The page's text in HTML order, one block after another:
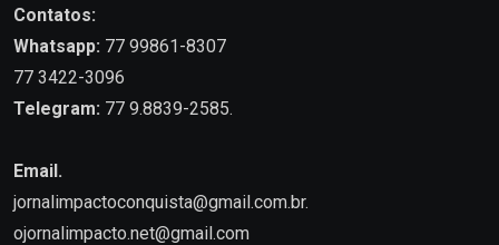
Contatos:
Whatsapp: 77 99861-8307
77 3422-3096
Telegram: 77 9.8839-2585.
Email.
jornalimpactoconquista@gmail.com.br.
ojornalimpacto.net@gmail.com